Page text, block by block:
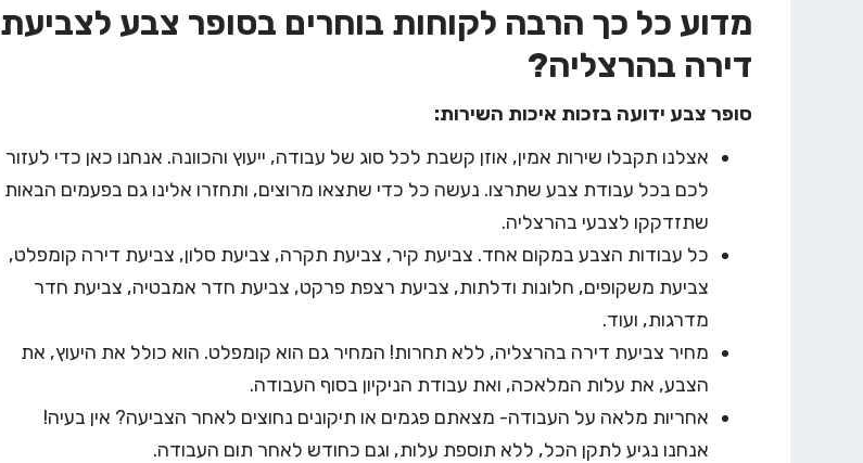
מדוע כל כך הרבה לקוחות בוחרים בסופר צבע לצביעת
דירה בהרצליה?
סופר צבע ידועה בזכות איכות השירות:
אצלנו תקבלו שירות אמין, אוזן קשבת לכל סוג של עבודה, ייעוץ והכוונה. אנחנו כאן כדי לעזור
לכם בכל עבודת צבע שתרצו. נעשה כל כדי שתצאו מרוצים, ותחזרו אלינו גם בפעמים הבאות
שתזדקקו לצבעי בהרצליה.
כל עבודות הצבע במקום אחד. צביעת קיר, צביעת תקרה, צביעת סלון, צביעת דירה קומפלט,
צביעת משקופים, חלונות ודלתות, צביעת רצפת פרקט, צביעת חדר אמבטיה, צביעת חדר
מדרגות, ועוד.
מחיר צביעת דירה בהרצליה, ללא תחרות! המחיר גם הוא קומפלט. הוא כולל את היעוץ, את
הצבע, את עלות המלאכה, ואת עבודת הניקיון בסוף העבודה.
אחריות מלאה על העבודה- מצאתם פגמים או תיקונים נחוצים לאחר הצביעה? אין בעיה!
אנחנו נגיע לתקן הכל, ללא תוספת עלות, וגם כחודש לאחר תום העבודה.